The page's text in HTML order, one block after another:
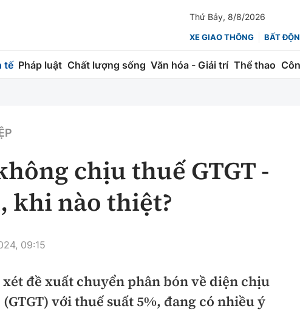
Thứ Bảy, 8/8/2026
XE GIAO THÔNG BẤT
tế Pháp luật Chất lượng sống Văn hóa - Giải trí Thể thao
hành
dựng
lượng
Hàng không
Đường sắt
Đường thủy
Chứng khoán
thông
chịu thuế GTGT -
khi nào thiệt?
09:15
đề xuất chuyển phân bón về diện chịu
với thuế suất 5%, đang có nhiều ý